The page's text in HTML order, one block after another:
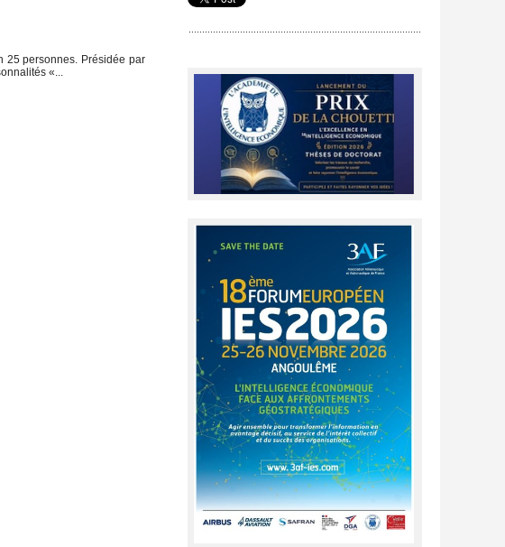
25 personnes. Présidée par
«...